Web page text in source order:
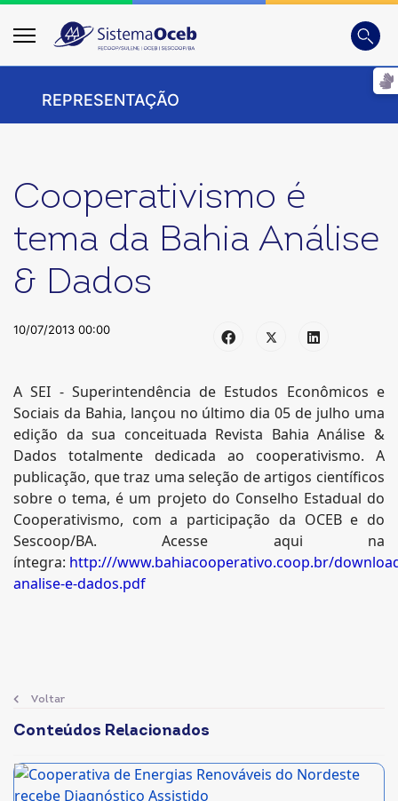
Busca
REPRESENTAÇÃO
Cooperativismo é
tema da Bahia Análise
& Dados
10/07/2013 00:00
A SEI - Superintendência de Estudos Econômicos e
Sociais da Bahia, lançou no último dia 05 de julho uma
edição da sua conceituada Revista Bahia Análise &
Dados totalmente dedicada ao cooperativismo. A
publicação, que traz uma seleção de artigos científicos
sobre o tema, é um projeto do Conselho Estadual do
Cooperativismo, com a participação da OCEB e do
Sescoop/BA. Acesse aqui na
íntegra: http:///www.bahiacooperativo.coop.br/
analise-e-dados.pdf
Voltar
Conteúdos Relacionados